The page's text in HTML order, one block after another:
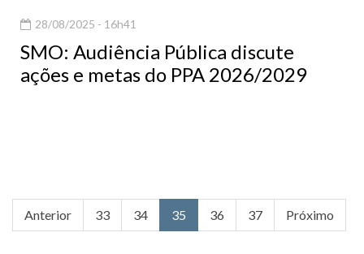
28/08/2025 - 16h41
SMO: Audiência Pública discute
ações e metas do PPA 2026/2029
Anterior 33 34 35 36 37 Próximo